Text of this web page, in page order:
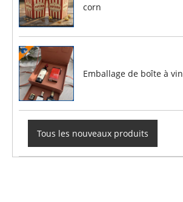
corn
Emballage de boîte à vin
Tous les nouveaux produits